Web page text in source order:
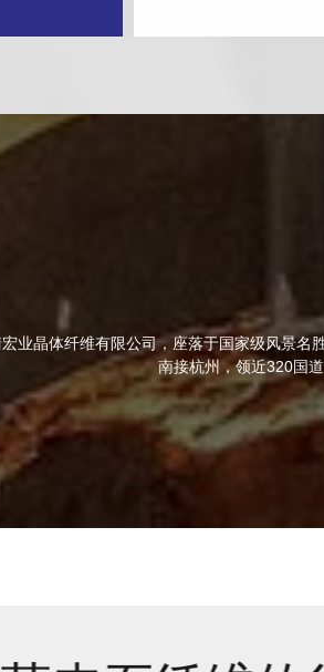
业晶体纤维有限公司，座落于国家级风景
南接杭州，领近320国